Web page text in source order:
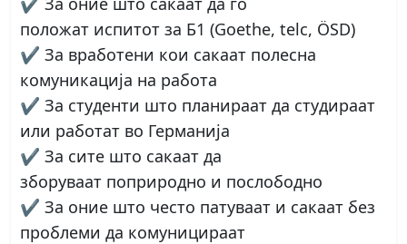
положат испитот за Б1 (Goethe, telc, ÖSD)
✔️ За вработени кои сакаат полесна
комуникација на работа
✔️ За студенти што планираат да студираат
или работат во Германија
✔️ За сите што сакаат да
зборуваат поприродно и послободно
✔️ За оние што често патуваат и сакаат без
проблеми да комуницираат